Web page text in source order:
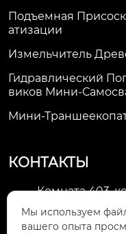
Подъемная
Атизации
Измельчитель
Гидравлический
Виков Мини-
Мини-
КОНТАКТЫ
Комната 403,
Зона
город Уси
Мы используем
вашего опыта